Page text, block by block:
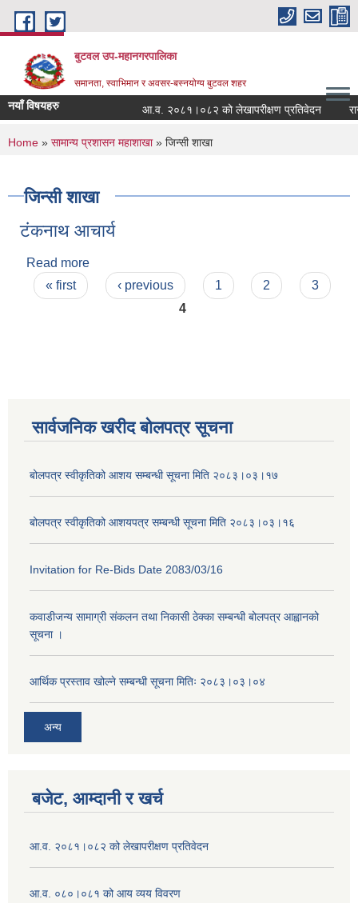
Skip to main content
बुटवल उप-महानगरपालिका
समानता, स्वाभिमान र अवसर-बस्नयोग्य बुटवल शहर
नयाँ विषयहरु आ.व. २०८१।०८२ को लेखापरीक्षण प्रतिवेदन
You are here
Home » सामान्य प्रशासन महाशाखा» जिन्सी शाखा
जिन्सी शाखा
टंकनाथ आचार्य
Read more
Pages
« first ‹ previous 1 2
3
4
सार्वजनिक खरीद बोलपत्र सूचना
बोलपत्र स्वीकृतिको आशय सम्बन्धी सूचना मिति २०८३।०३।१७
बोलपत्र स्वीकृतिको आशयपत्र सम्बन्धी सूचना मिति २०८३।०३।१६
Invitation for Re-Bids Date 2083/03/16
कवाडीजन्य सामाग्री संकलन तथा निकासी ठेक्का सम्बन्धी बोलपत्र आह्वानको
सूचना ।
आर्थिक प्रस्ताव खोल्ने सम्बन्धी सूचना मितिः २०८३।०३।०४
अन्य
बजेट, आम्दानी र खर्च
आ.व. २०८१।०८२ को लेखापरीक्षण प्रतिवेदन
आ.व. ०८०।०८१ को आय व्यय विवरण